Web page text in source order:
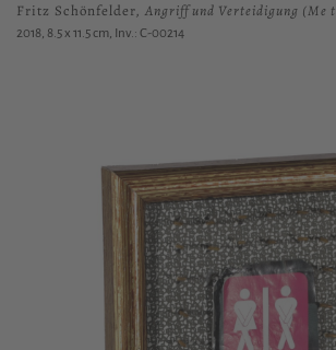
Fritz Schönfelder, Angriff und Verteidigung (Me
2018, 8.5 x 11.5 cm, Inv.: C-00214